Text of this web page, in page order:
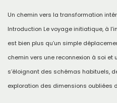
Un chemin vers la transformation
Introduction Le voyage initiatique, à
est bien plus qu’un simple
chemin vers une reconnexion à soi et
s’éloignant des schémas habituels,
exploration des dimensions oubliées